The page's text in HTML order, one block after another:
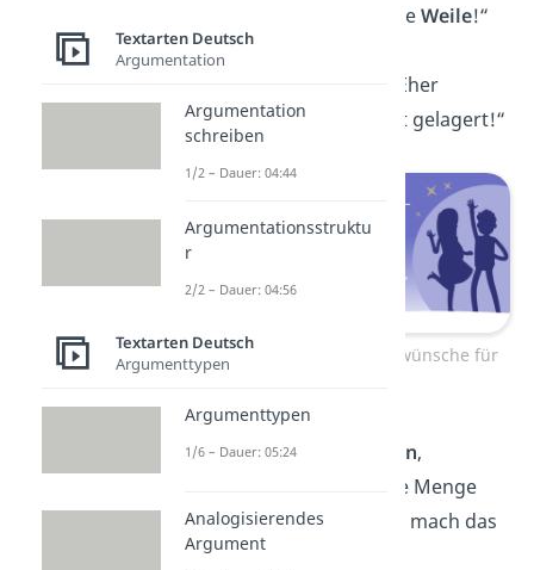
das dauert noch eineWeile!“
„Alt? Du? Niemals! Eher
erfahrener
oder gut gelagert!“
Lustige Geburtstagswünsche für
„Heute gibt’s Kuchen,
Geschenke und jede Menge
Glückwünsche. Also mach das
Beste draus!“
Textarten Deutsch
Argumentation
Argumentation
schreiben
1/2 – Dauer: 04:44
Argumentationsstruktu
r
2/2 – Dauer: 04:56
Textarten Deutsch
Argumenttypen
Argumenttypen
1/6 – Dauer: 05:24
Analogisierendes
Argument